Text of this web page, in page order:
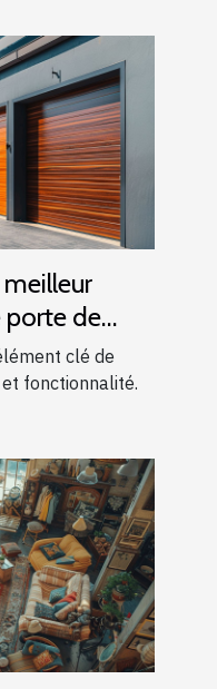
porte de
clé de
fonctionnalité.